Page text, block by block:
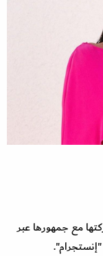
مع جمهورها عبر